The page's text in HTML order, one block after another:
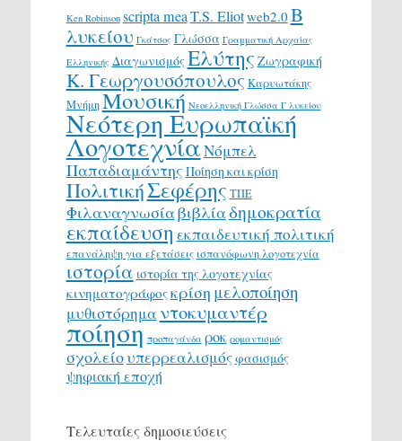
Ken Robinson scripta meaT.S. Eliotweb2.0 Β
λυκείου Γκάτσος Γλώσσα Γραμματική Αρχαίας
Ελληνικής ΔιαγωνισμόςΕλύτης Ζωγραφική
Κ. Γεωργουσόπουλος Καρυωτάκης
ΜνήμηΜουσική Νεοελληνική Γλώσσα Γ λυκείου
Νεότερη Ευρωπαϊκή
ΛογοτεχνίαΝόμπελ
Παπαδιαμάντης Ποίηση και κρίση
ΠολιτικήΣεφέρης ΤΠΕ
Φιλαναγνωσίαβιβλίαδημοκρατία
εκπαίδευση εκπαιδευτική πολιτική
επανάληψη για εξετάσεις ισπανόφωνη λογοτεχνία
ιστορία ιστορία της λογοτεχνίας
κινηματογράφοςκρίση μελοποίηση
μυθιστόρημα ντοκυμαντέρ
ποίηση προπαγάνδα ροκ ρομαντισμός
σχολείουπερρεαλισμόςφασισμός
ψηφιακή εποχή
Τελευταίες δημοσιεύσεις